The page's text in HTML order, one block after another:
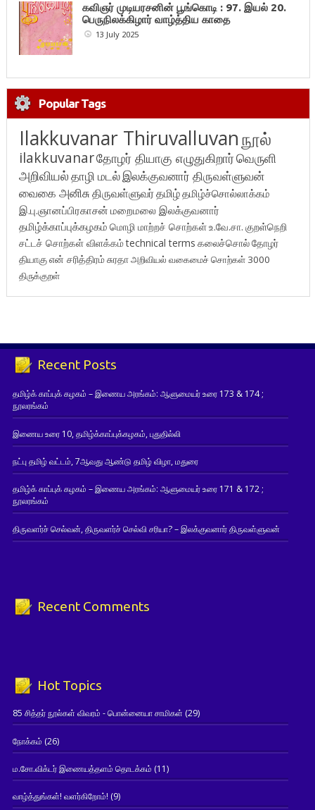
கவிஞர் முடியரசனின் பூங்கொடி : 97. இயல் 20.
பெருநிலக்கிழார் வாழ்த்திய காதை
13 July 2025
Popular Tags
Ilakkuvanar Thiruvalluvanநூல்
ilakkuvanarதோழர் தியாகு எழுதுகிறார்வெருளி
அறிவியல்தாழி மடல்இலக்குவனார் திருவள்ளுவன்
வைகை அனிசுதிருவள்ளுவர்தமிழ்தமிழ்ச்சொல்லாக்கம்
இ.பு.ஞானப்பிரகாசன் மறைமலை இலக்குவனார்
தமிழ்க்காப்புக்கழகம் மொழி மாற்றச் சொற்கள்உ.வே.சா. குறள்நெறி
சட்டச் சொற்கள் விளக்கம்technical terms கலைச்சொல்தோழர்
தியாகுஎன் சரித்திரம்சுரதாஅறிவியல் வகைமைச் சொற்கள் 3000
திருக்குறள்
Recent Posts
தமிழ்க் காப்புக் கழகம் – இணைய அரங்கம்: ஆளுமையர் உரை 173 & 174 ;
நூலரங்கம்
இணைய உரை 10, தமிழ்க்காப்புக்கழகம், புதுதில்லி
நட்பு தமிழ் வட்டம், 7ஆவது ஆண்டு தமிழ் விழா, மதுரை
தமிழ்க் காப்புக் கழகம் – இணைய அரங்கம்: ஆளுமையர் உரை 171 & 172 ;
நூலரங்கம்
திருவளர்ச் செல்வன், திருவளர்ச் செல்வி சரியா? – இலக்குவனார் திருவள்ளுவன்
Recent Comments
Hot Topics
85 சித்தர் நூல்கள் விவரம் - பொன்னையா சாமிகள் (29)
நோக்கம் (26)
ம.சோ.விக்டர் இணையத்தளம் தொடக்கம் (11)
வாழ்த்துங்கள்! வளர்கிறோம்! (9)